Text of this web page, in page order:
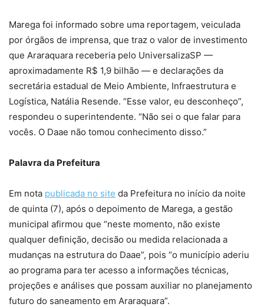
Marega foi informado sobre uma reportagem, veiculada
por órgãos de imprensa, que traz o valor de investimento
que Araraquara receberia pelo UniversalizaSP —
aproximadamente R$ 1,9 bilhão — e declarações da
secretária estadual de Meio Ambiente, Infraestrutura e
Logística, Natália Resende. “Esse valor, eu desconheço”,
respondeu o superintendente. “Não sei o que falar para
vocês. O Daae não tomou conhecimento disso.”
Palavra da Prefeitura
Em nota publicada no site da Prefeitura no início da noite
de quinta (7), após o depoimento de Marega, a gestão
municipal afirmou que “neste momento, não existe
qualquer definição, decisão ou medida relacionada a
mudanças na estrutura do Daae”, pois “o município aderiu
ao programa para ter acesso a informações técnicas,
projeções e análises que possam auxiliar no planejamento
futuro do saneamento em Araraquara”.